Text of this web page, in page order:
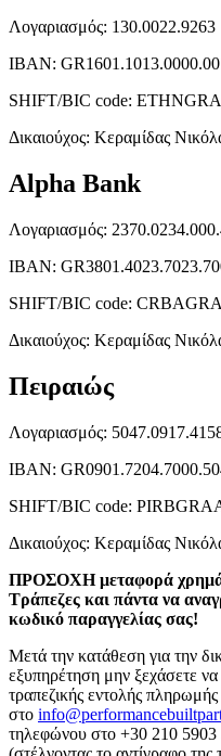
Λογαριασμός: 130.0022.9263
ΙΒΑΝ:
SHIFT/BIC code:
Δικαιούχος: Κεραμίδας
Alpha Bank
Λογαριασμός:
ΙΒΑΝ:
SHIFT/BIC code:
Δικαιούχος: Κεραμίδας
Πειραιώς
Λογαριασμός:
ΙΒΑΝ:
SHIFT/BIC code:
Δικαιούχος: Κεραμίδας
ΠΡΟΣΟΧΗ μεταφορά
Τράπεζες και πάντα να
κωδικό παραγγελίας σας!
Μετά την κατάθεση για την
εξυπηρέτηση μην ξεχάσετε να
τραπεζικής εντολής
στο
τηλεφώνου στο +30 210